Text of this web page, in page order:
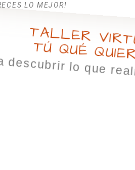
LO MEJOR!
TALLER
TÚ QUÉ
descubrir lo que